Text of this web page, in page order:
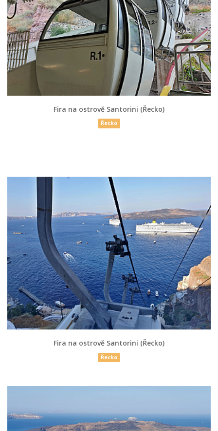
Fira na ostrově Santorini (Řecko)
Řecko
Fira na ostrově Santorini (Řecko)
Řecko